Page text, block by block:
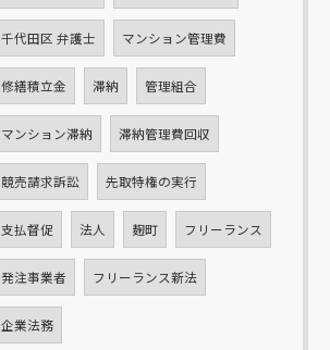
千代田区 弁護士 マンション管理費
修繕積立金 滞納 管理組合
マンション滞納 滞納管理費回収
競売請求訴訟 先取特権の実行
支払督促 法人 麹町 フリーランス
発注事業者 フリーランス新法
企業法務